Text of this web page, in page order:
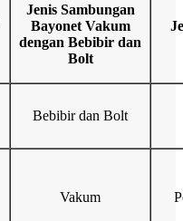
Jenis Sambungan
Bayonet Vakum
dengan Bebibir dan
Bolt
Bebibir dan Bolt
Vakum